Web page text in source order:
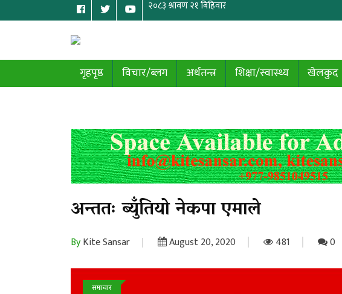
गृहपृष्ठ विचार/ब्लग अर्थतन्त्र शिक्षा/स्वास्थ्य खेलकुद
अन्ततः ब्युँतियो नेकपा एमाले
ByKite Sansar August 20, 2020 481 0
समाचार